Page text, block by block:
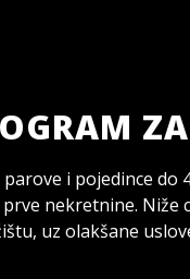
i pojedince do
nekretnine. Niže
uz olakšane